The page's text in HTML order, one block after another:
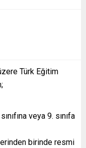
Türk Eğitim
veya 9. sınıfa
birinde resmi